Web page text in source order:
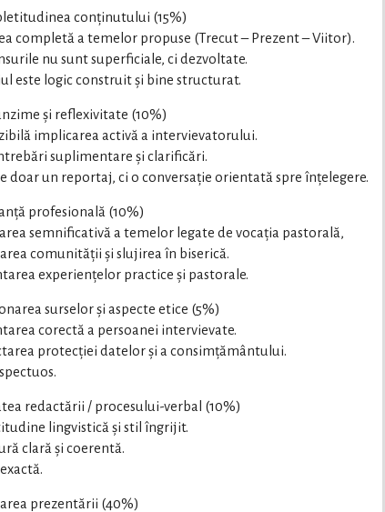
conținutului (15%)
completă a temelor propuse (Trecut – Prezent – Viitor).
nu sunt superficiale, ci dezvoltate.
este logic construit și bine structurat.
și reflexivitate (10%)
implicarea activă a intervievatorului.
suplimentare și clarificări.
doar un reportaj, ci o conversație orientată spre înțelegere.
profesională (10%)
semnificativă a temelor legate de vocația pastorală,
comunității și slujirea în biserică.
experiențelor practice și pastorale.
surselor și aspecte etice (5%)
corectă a persoanei intervievate.
protecției datelor și a consimțământului.
redactării / procesului-verbal (10%)
lingvistică și stil îngrijit.
clară și coerentă.
prezentării (40%)